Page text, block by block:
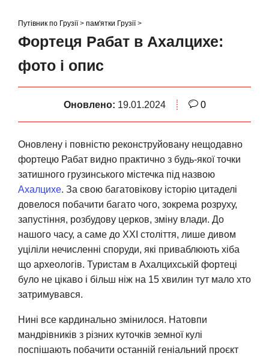
Путівник по Грузії> пам'ятки Грузії>
Фортеця Рабат в Ахалцихе:
фото і опис
Оновлено: 19.01.2024 0
Оновлену і повністю реконструйовану нещодавно
фортецю Рабат видно практично з будь-якої точки
затишного грузинського містечка під назвою
Ахалцихе. За свою багатовікову історію цитаделі
довелося побачити багато чого, зокрема розруху,
запустіння, розбудову церков, зміну влади. До
нашого часу, а саме до XXI століття, лише дивом
уціліли нечисленні споруди, які приваблюють хіба
що археологів. Туристам в Ахалцихській фортеці
було не цікаво і більш ніж на 15 хвилин тут мало хто
затримувався.
Нині все кардинально змінилося. Натовпи
мандрівників з різних куточків земної кулі
поспішають побачити останній геніальний проєкт